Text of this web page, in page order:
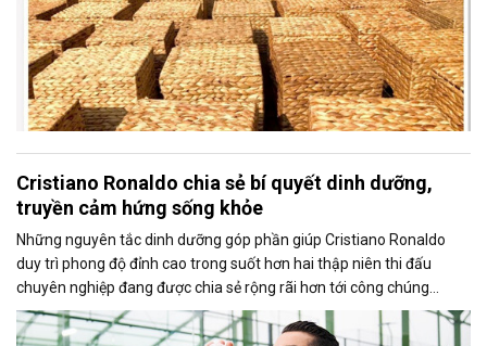
Cristiano Ronaldo chia sẻ bí quyết dinh dưỡng,
truyền cảm hứng sống khỏe
Những nguyên tắc dinh dưỡng góp phần giúp Cristiano Ronaldo
duy trì phong độ đỉnh cao trong suốt hơn hai thập niên thi đấu
chuyên nghiệp đang được chia sẻ rộng rãi hơn tới công chúng
thông qua chiến dịch toàn cầu “Fuel Like Ronaldo” do Herbalife
triển khai.